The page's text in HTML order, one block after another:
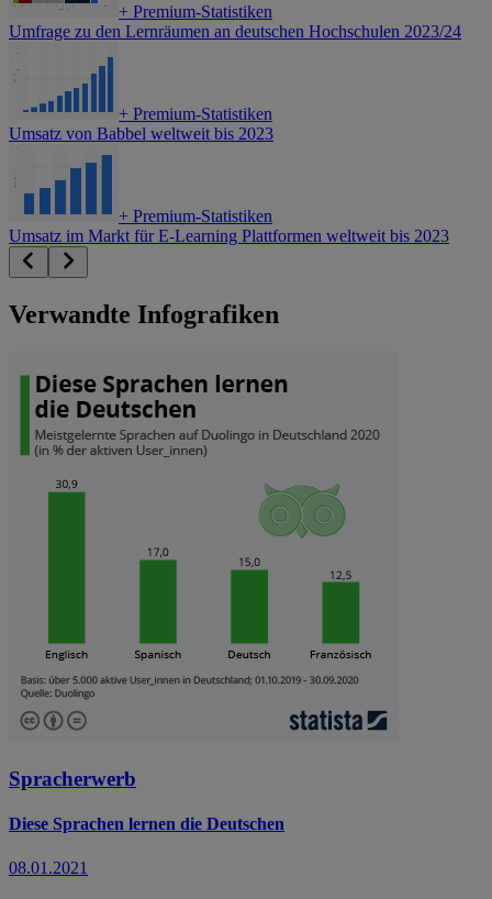
+ Premium-Statistiken
Umfrage zu den Lernräumen an deutschen Hochschulen 2023/24
+ Premium-Statistiken
Umsatz von Babbel weltweit bis 2023
+ Premium-Statistiken
Umsatz im Markt für E-Learning Plattformen weltweit bis 2023
Verwandte Infografiken
Spracherwerb
Diese Sprachen lernen die Deutschen
08.01.2021